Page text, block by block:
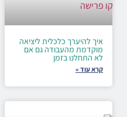
איך להיערך כלכלית ליציאה
מוקדמת מהעבודה גם אם
לא התחלנו בזמן
קרא עוד »